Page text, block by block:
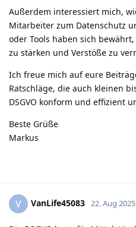
Außerdem interessiert mich,
Mitarbeiter zum Datenschutz
oder Tools haben sich
zu stärken und Verstöße zu
Ich freue mich auf eure
Ratschläge, die auch kleinen
DSGVO konform und effizient
Beste Grüße
Markus
V VanLife45083 22. Aug 2025